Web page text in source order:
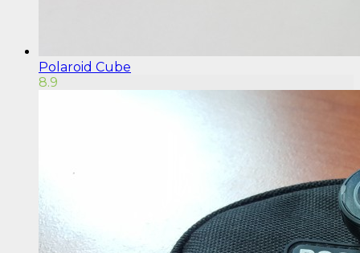
Polaroid Cube
8.9